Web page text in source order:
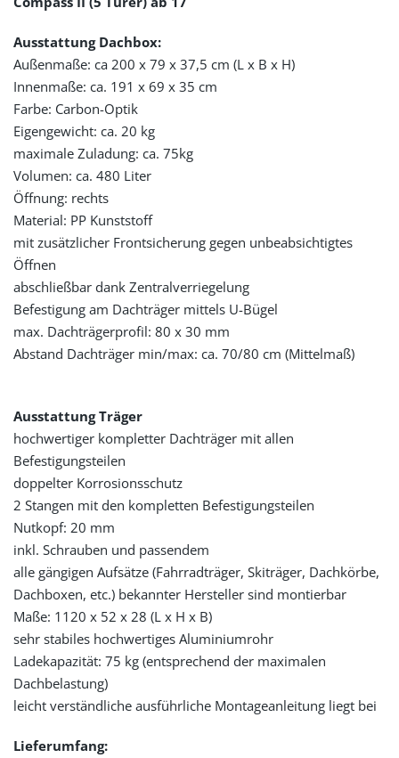
Ausstattung Dachbox:
Außenmaße: ca 200 x 79 x 37,5 cm (L x B x H)
Innenmaße: ca. 191 x 69 x 35 cm
Farbe: Carbon-Optik
Eigengewicht: ca. 20 kg
maximale Zuladung: ca. 75kg
Volumen: ca. 480 Liter
Öffnung: rechts
Material: PP Kunststoff
mit zusätzlicher Frontsicherung gegen unbeabsichtigtes
Öffnen
abschließbar dank Zentralverriegelung
Befestigung am Dachträger mittels U-Bügel
max. Dachträgerprofil: 80 x 30 mm
Abstand Dachträger min/max: ca. 70/80 cm (Mittelmaß)
Ausstattung Träger
hochwertiger kompletter Dachträger mit allen
Befestigungsteilen
doppelter Korrosionsschutz
2 Stangen mit den kompletten Befestigungsteilen
Nutkopf: 20 mm
inkl. Schrauben und passendem
alle gängigen Aufsätze (Fahrradträger, Skiträger, Dachkörbe,
Dachboxen, etc.) bekannter Hersteller sind montierbar
Maße: 1120 x 52 x 28 (L x H x B)
sehr stabiles hochwertiges Aluminiumrohr
Ladekapazität: 75 kg (entsprechend der maximalen
Dachbelastung)
leicht verständliche ausführliche Montageanleitung liegt bei
Lieferumfang: